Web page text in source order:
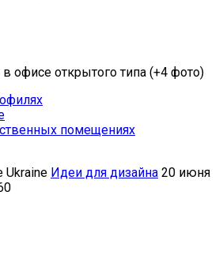
помещениях
Ukraine Идеи для дизайна 20 июня